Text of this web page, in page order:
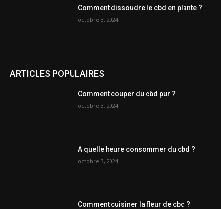
Comment dissoudre le cbd en plante ?
octobre 3, 2024
ARTICLES POPULAIRES
Comment couper du cbd pur ?
octobre 3, 2024
A quelle heure consommer du cbd ?
octobre 3, 2024
Comment cuisiner la fleur de cbd ?